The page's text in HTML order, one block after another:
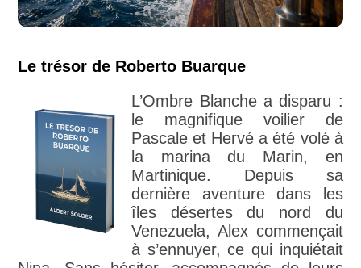
Le trésor de Roberto Buarque
L’Ombre Blanche a disparu :
le magnifique voilier de
Pascale et Hervé a été volé à
la marina du Marin, en
Martinique. Depuis sa
dernière aventure dans les
îles désertes du nord du
Venezuela, Alex commençait
à s’ennuyer, ce qui inquiétait